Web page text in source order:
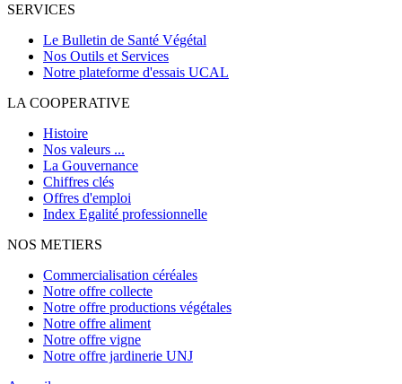
SERVICES
Le Bulletin de Santé Végétal
Nos Outils et Services
Notre plateforme d'essais UCAL
LA COOPERATIVE
Histoire
Nos valeurs ...
La Gouvernance
Chiffres clés
Offres d'emploi
Index Egalité professionnelle
NOS METIERS
Commercialisation céréales
Notre offre collecte
Notre offre productions végétales
Notre offre aliment
Notre offre vigne
Notre offre jardinerie UNJ